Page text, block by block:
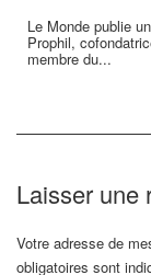
Le Monde publie
Prophil,
membre du...
Laisser une
Votre adresse de
obligatoires sont